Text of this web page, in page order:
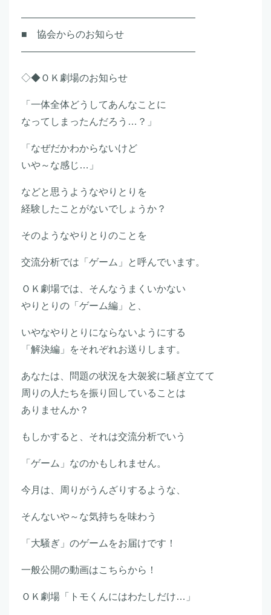
――――――――――――――――――
■ 協会からのお知らせ
――――――――――――――――――
◇◆ＯＫ劇場のお知らせ
「一体全体どうしてあんなことに
なってしまったんだろう…？」
「なぜだかわからないけど
いや～な感じ…」
などと思うようなやりとりを
経験したことがないでしょうか？
そのようなやりとりのことを
交流分析では「ゲーム」と呼んでいます。
ＯＫ劇場では、そんなうまくいかない
やりとりの「ゲーム編」と、
いやなやりとりにならないようにする
「解決編」をそれぞれお送りします。
あなたは、問題の状況を大袈裟に騒ぎ立てて
周りの人たちを振り回していることは
ありませんか？
もしかすると、それは交流分析でいう
「ゲーム」なのかもしれません。
今月は、周りがうんざりするような、
そんないや～な気持ちを味わう
「大騒ぎ」のゲームをお届けです！
一般公開の動画はこちらから！
ＯＫ劇場「トモくんにはわたしだけ…」